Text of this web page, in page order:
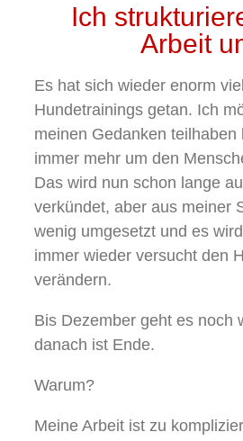
Ich
Arbeit
Es hat sich wieder enorm
Hundetrainings getan. Ich
meinen Gedanken teilhaben
immer mehr um den
Das wird nun schon lange
verkündet, aber aus meiner
wenig umgesetzt und es
immer wieder versucht den
verändern.
Bis Dezember geht es noch
danach ist Ende.
Warum?
Meine Arbeit ist zu